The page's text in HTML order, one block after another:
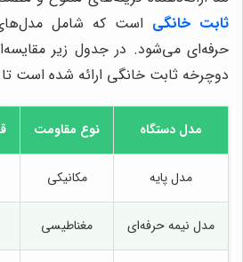
ثابت خانگی است که شامل مدل‌های
حرفه‌ای می‌شود. در جدول زیر
دوچرخه ثابت خانگی ارائه شده است
مدل دستگاه نوع مقاومت
مدل پایه مکانیکی
مدل نیمه حرفه‌ای مغناطیسی